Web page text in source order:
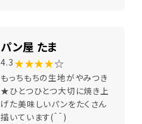
パン屋 たま
4.3 ★★★★☆
もっちもちの生地がやみつき
★ひとつひとつ大切に焼き上
げた美味しいパンをたくさん
描いています(＾＾)